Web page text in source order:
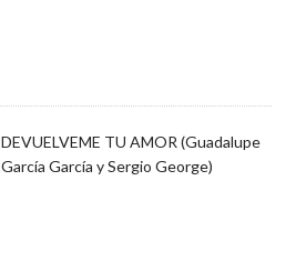
DEVUELVEME TU AMOR (Guadalupe
García García y Sergio George)